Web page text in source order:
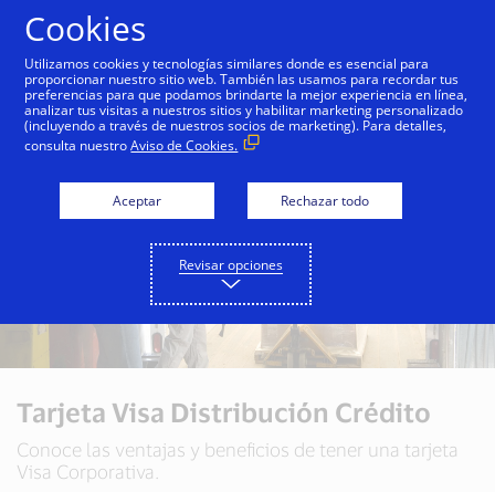
Tarjeta Visa Distribución Crédito
Conoce las ventajas y beneficios de tener una tarjeta
Visa Corporativa.
Cookies
Utilizamos cookies y tecnologías similares donde es esencial para
proporcionar nuestro sitio web. También las usamos para recordar tus
preferencias para que podamos brindarte la mejor experiencia en línea,
analizar tus visitas a nuestros sitios y habilitar marketing personalizado
(incluyendo a través de nuestros socios de marketing). Para detalles,
consulta nuestroAviso de Cookies.
Aceptar Rechazar todo
Revisar opciones